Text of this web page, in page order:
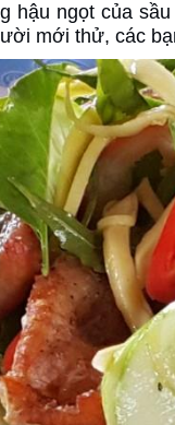
hậu ngọt của
mới thử, các